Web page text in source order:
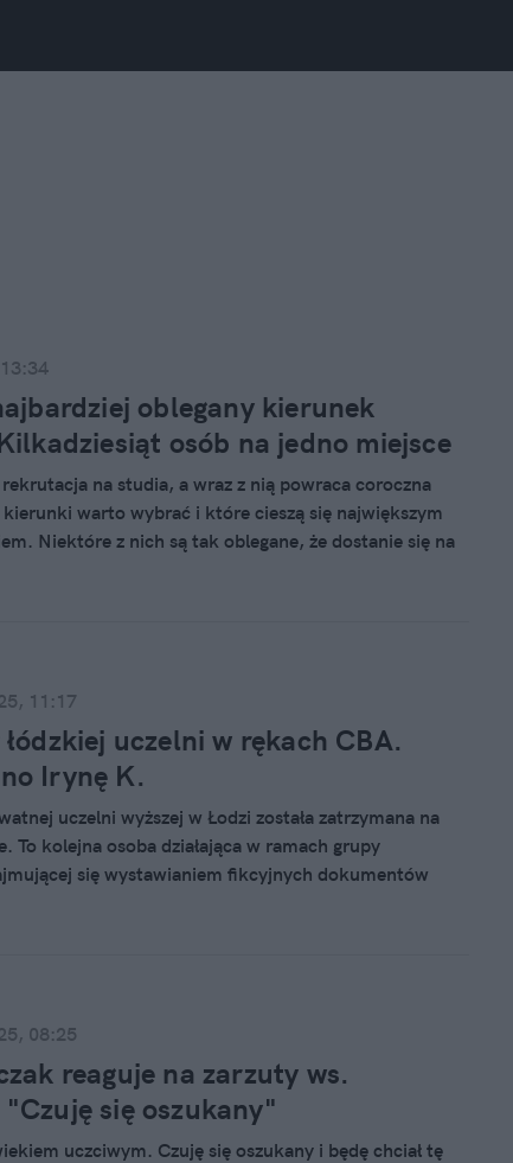
oblegany kierunek
osób na jedno miejsce
rekrutacja na studia, a wraz z nią powraca coroczna
warto wybrać i które cieszą się największym
Niektóre z nich są tak oblegane, że dostanie się na
11:17
uczelni w rękach CBA.
Irynę K.
uczelni wyższej w Łodzi została zatrzymana na
To kolejna osoba działająca w ramach grupy
się wystawianiem fikcyjnych dokumentów
08:25
reaguje na zarzuty ws.
się oszukany"
uczciwym. Czuję się oszukany i będę chciał tę